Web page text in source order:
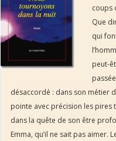
coups
Que
qui
peut-
désaccordé : dans son métier
pointe avec précision les pires
dans la quête de son être
Emma, qu’il ne sait pas aimer.